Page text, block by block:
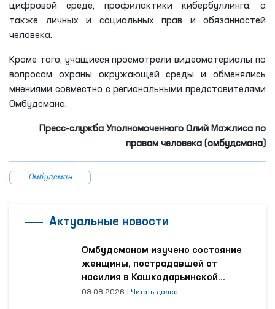
цифровой среде, профилактики кибербуллинга, а
также личных и социальных прав и обязанностей
человека.
Кроме того, учащиеся просмотрели видеоматериалы по
вопросам охраны окружающей среды и обменялись
мнениями совместно с региональными представителями
Омбудсмана.
Пресс-служба Уполномоченного Олий Мажлиса по
правам человека (омбудсмана)
Омбудсман
Актуальные новости
Омбудсманом изучено состояние
женщины, пострадавшей от
насилия в Кашкадарьинской
области
03.08.2026 Читать далее